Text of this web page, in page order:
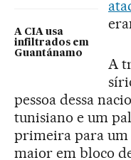
A CIA usa
infiltrados em
Guantánamo
A
pessoa dessa
tunisiano e um
primeira para um
maior em bloco